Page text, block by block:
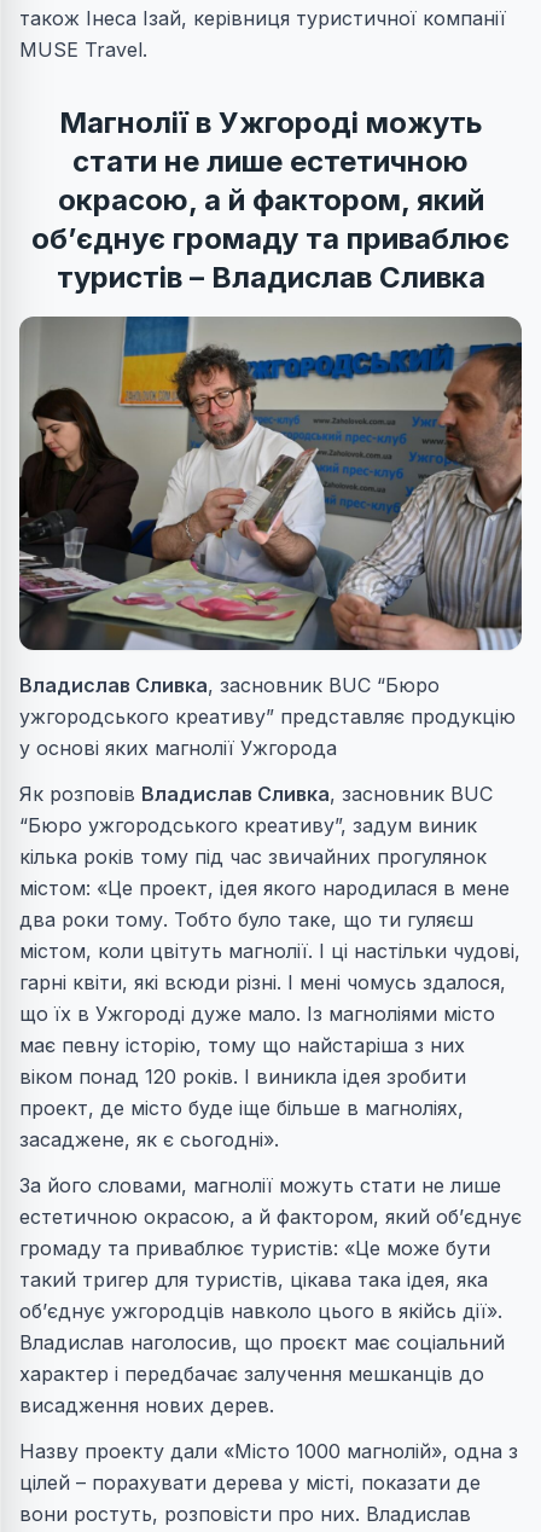
також Інеса Ізай, керівниця туристичної компанії
MUSE Travel.
Магнолії в Ужгороді можуть
стати не лише естетичною
окрасою, а й фактором, який
об’єднує громаду та приваблює
туристів – Владислав Сливка
Владислав Сливка, засновник BUC “Бюро
ужгородського креативу” представляє продукцію
у основі яких магнолії Ужгорода
Як розповів Владислав Сливка, засновник BUC
“Бюро ужгородського креативу”, задум виник
кілька років тому під час звичайних прогулянок
містом: «Це проект, ідея якого народилася в мене
два роки тому. Тобто було таке, що ти гуляєш
містом, коли цвітуть магнолії. І ці настільки чудові,
гарні квіти, які всюди різні. І мені чомусь здалося,
що їх в Ужгороді дуже мало. Із магноліями місто
має певну історію, тому що найстаріша з них
віком понад 120 років. І виникла ідея зробити
проект, де місто буде іще більше в магноліях,
засаджене, як є сьогодні».
За його словами, магнолії можуть стати не лише
естетичною окрасою, а й фактором, який об’єднує
громаду та приваблює туристів: «Це може бути
такий тригер для туристів, цікава така ідея, яка
об’єднує ужгородців навколо цього в якійсь дії».
Владислав наголосив, що проєкт має соціальний
характер і передбачає залучення мешканців до
висадження нових дерев.
Назву проекту дали «Місто 1000 магнолій», одна з
цілей – порахувати дерева у місті, показати де
вони ростуть, розповісти про них. Владислав